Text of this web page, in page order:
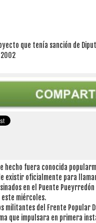
que tenía sanción de
hecho fuera conocida
existir oficialmente para
en el Puente
este miércoles.
militantes del Frente Popular
que impulsara en primera